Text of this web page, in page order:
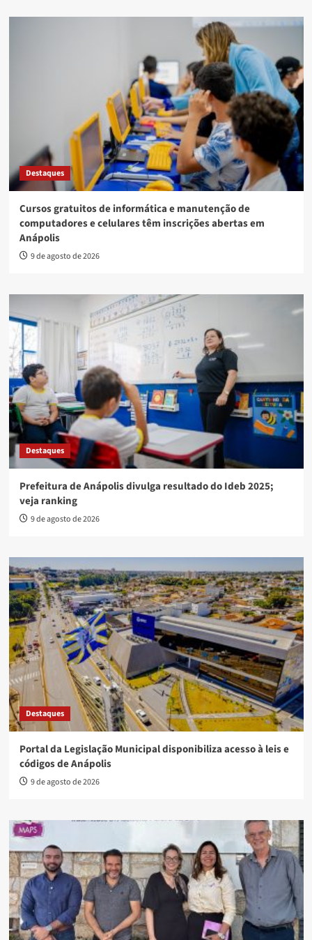
Destaques
Cursos gratuitos de informática e manutenção de
computadores e celulares têm inscrições abertas em
Anápolis
9 de agosto de 2026
Destaques
Prefeitura de Anápolis divulga resultado do Ideb 2025;
veja ranking
9 de agosto de 2026
Destaques
Portal da Legislação Municipal disponibiliza acesso à leis e
códigos de Anápolis
9 de agosto de 2026